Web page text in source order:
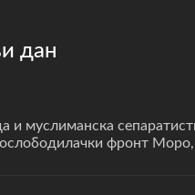
дан
и муслиманска
фронт